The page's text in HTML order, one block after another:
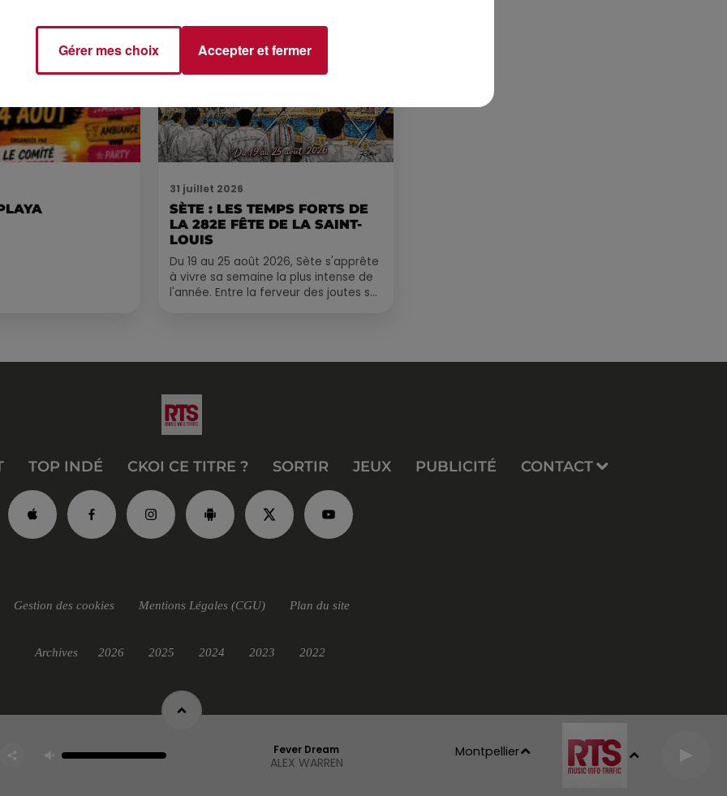
31 juillet 2026
SÈTE : LES TEMPS FORTS DE
LA 282E FÊTE DE LA SAINT-
LOUIS
Du 19 au 25 août 2026, Sète s'apprête
à vivre sa semaine la plus intense de
l'année. Entre la ferveur des joutes sur
TOP INDÉ CKOI CE TITRE ? SORTIR JEUX PUBLICITÉ CONTACT
Fever Dream
ALEX WARREN
Montpellier
Gestion des cookies Mentions Légales (CGU) Plan du site
Archives 2026 2025 2024 2023 2022
Gérer mes choix Accepter et fermer